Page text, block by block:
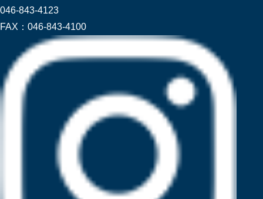
046-843-4123
FAX： 046-843-4100